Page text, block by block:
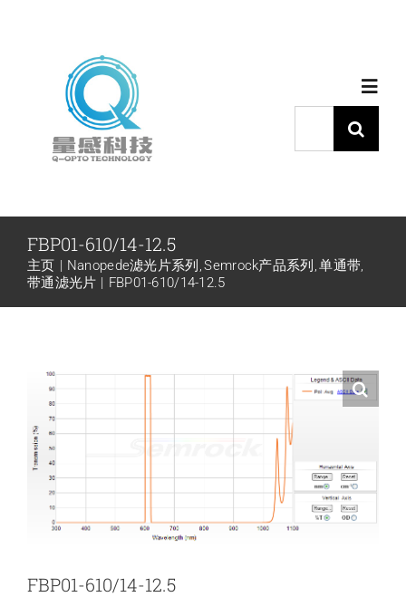
产品中心
代理品牌
下载中心
新闻和活动
关于量感
联系我们
索：
FBP01-610/14-12.5
主页 Nanopede滤光片系列 Semrock产品系列 单通带
带通滤光片
FBP01-610/14-12.5
FBP01-610/14-12.5